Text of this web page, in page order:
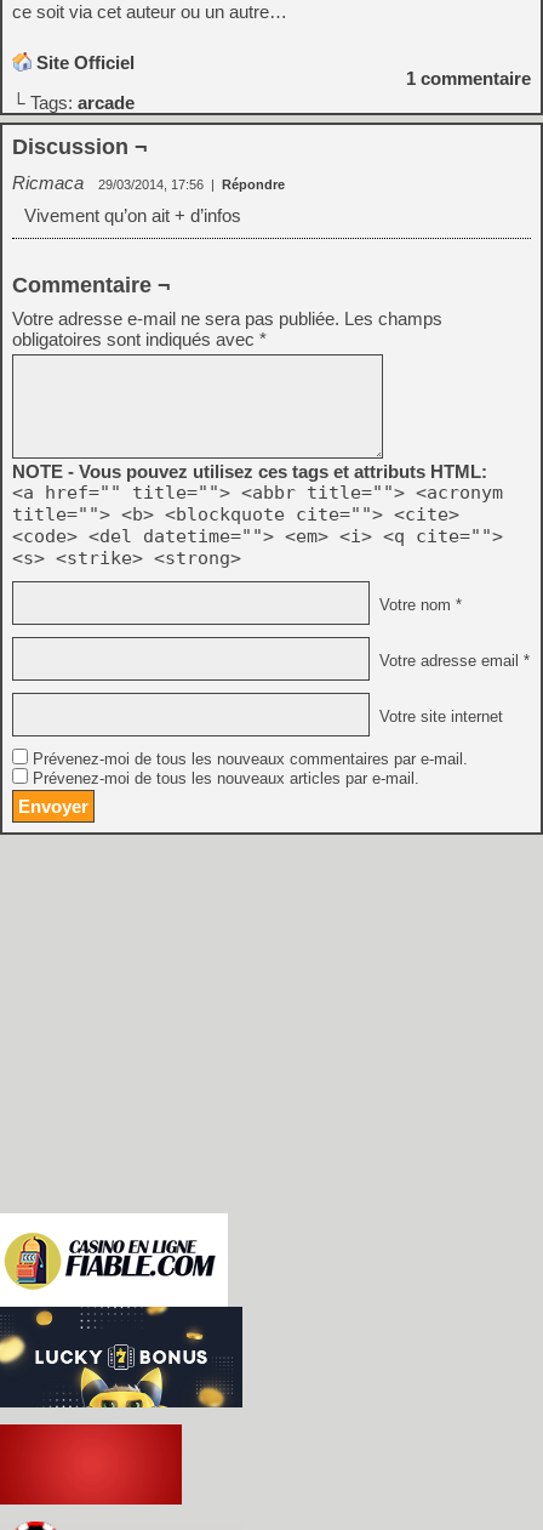
ce soit via cet auteur ou un autre…
Site Officiel
└ Tags: arcade
1 commentaire
Discussion ¬
Ricmaca 29/03/2014, 17:56 | Répondre
Vivement qu’on ait + d’infos
Commentaire ¬
Votre adresse e-mail ne sera pas publiée. Les champs
obligatoires sont indiqués avec *
NOTE - Vous pouvez utilisez ces tags et attributs HTML:
<a href="" title=""> <abbr title=""> <acronym
title=""> <b> <blockquote cite=""> <cite>
<code> <del datetime=""> <em> <i> <q cite="">
<s> <strike> <strong>
Votre nom *
Votre adresse email *
Votre site internet
Prévenez-moi de tous les nouveaux commentaires par e-mail.
Prévenez-moi de tous les nouveaux articles par e-mail.